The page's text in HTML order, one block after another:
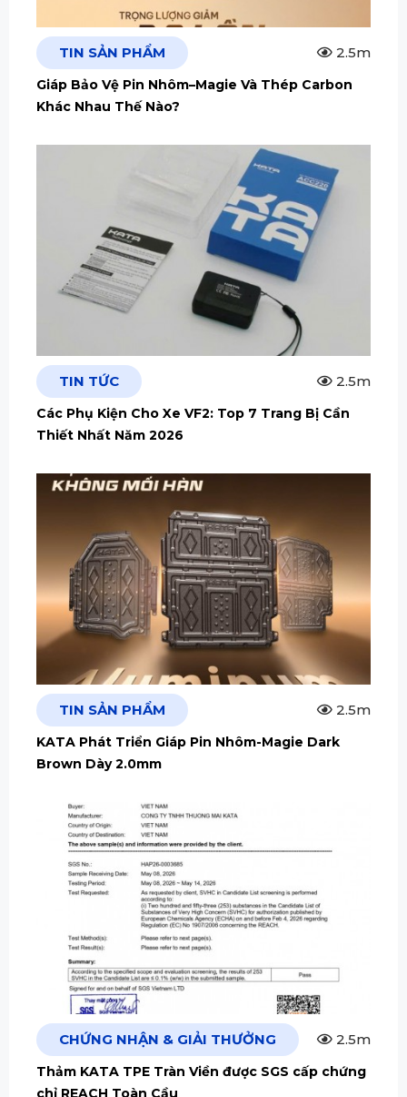
TIN SẢN PHẨM 2.5m
Giáp Bảo Vệ Pin Nhôm–Magie Và Thép Carbon
Khác Nhau Thế Nào?
TIN TỨC 2.5m
Các Phụ Kiện Cho Xe VF2: Top 7 Trang Bị Cần
Thiết Nhất Năm 2026
TIN SẢN PHẨM 2.5m
KATA Phát Triển Giáp Pin Nhôm-Magie Dark
Brown Dày 2.0mm
CHỨNG NHẬN & GIẢI THƯỞNG 2.5m
Thảm KATA TPE Tràn Viền được SGS cấp chứng
chỉ REACH Toàn Cầu